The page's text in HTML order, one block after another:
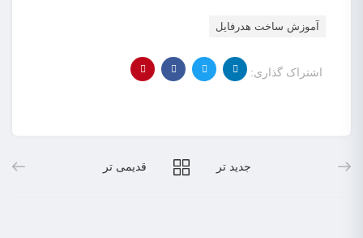
آموزش ساخت هدرفایل
اشتراک گذاری:
جدید تر قدیمی تر